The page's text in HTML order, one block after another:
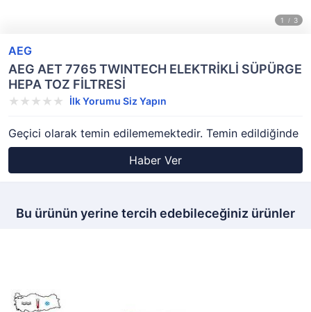
AEG
AEG AET 7765 TWINTECH ELEKTRİKLİ SÜPÜRGE
HEPA TOZ FİLTRESİ
İlk Yorumu Siz Yapın
Geçici olarak temin edilememektedir. Temin edildiğinde
Haber Ver
Bu ürünün yerine tercih edebileceğiniz ürünler